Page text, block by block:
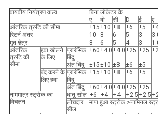
वायवीय नियंत्रण वाल्व बिना लोकेटर के
ए
बी सी D ई ए
आंतरिक त्रुटि की सीमा
±15±10 ±8 ±6 ±5
रिटर्न अंतर
10 8 6 5 3
मृत क्षेत्र
8 6 5 4 3
आंतरिक
त्रुटि की
सीमा
हवा खोलने
के लिए
प्रारंभिक
बिंदु
±60±4.0±4.0±25 ±25
अंत बिंदु ±15±10 ±8 ±6
±5
बंद करने के
लिए हवा
प्रारंभिक
बिंदु
±15±10 ±8 ±6 ±5
अंत बिंदु ±60±4.0±4.0±25 ±25
नाममात्र स्ट्रोक का
विचलन
धातु सील +6 +4 +4 +2.5 +2.5
लोचदार
सील
मापा हुआ स्ट्रोक >नामिनल